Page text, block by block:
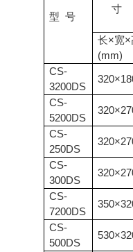
型 号
寸
长×宽×
(mm)
CS-
3200DS
CS-
5200DS
CS-
250DS
CS-
300DS
CS-
7200DS
CS-
500DS